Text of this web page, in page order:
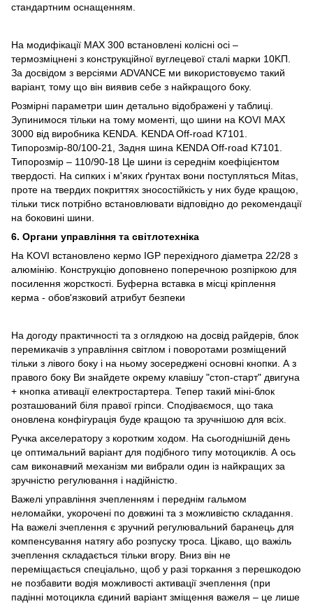
стандартним оснащенням.
На модифікації MAX 300 встановлені колісні осі –
термозміцнені з конструкційної вуглецевої сталі марки 10KП.
За досвідом з версіями ADVANCE ми використовуємо такий
варіант, тому що він виявив себе з найкращого боку.
Розмірні параметри шин детально відображені у таблиці.
Зупинимося тільки на тому моменті, що шини на KOVI MAX
3000 від виробника KENDA. KENDA Off-road K7101.
Типорозмір-80/100-21, Задня шина KENDA Off-road K7101.
Типорозмір – 110/90-18 Це шини із середнім коефіцієнтом
твердості. На сипких і м'яких ґрунтах вони поступляться Mitas,
проте на твердих покриттях зносостійкість у них буде кращою,
тільки тиск потрібно встановлювати відповідно до рекомендації
на боковині шини.
6. Органи управління та світлотехніка
На KOVI встановлено кермо IGP перехідного діаметра 22/28 з
алюмінію. Конструкцію доповнено поперечною розпіркою для
посилення жорсткості. Буферна вставка в місці кріплення
керма - обов'язковий атрибут безпеки
На догоду практичності та з оглядкою на досвід райдерів, блок
перемикачів з управління світлом і поворотами розміщений
тільки з лівого боку і на ньому зосереджені основні кнопки. А з
правого боку Ви знайдете окрему клавішу "стоп-старт" двигуна
+ кнопка ативації електростартера. Тепер такий міні-блок
розташований біля правої гріпси. Сподіваємося, що така
оновлена конфігурація буде кращою та зручнішою для всіх.
Ручка акселератору з коротким ходом. На сьогоднішній день
це оптимальний варіант для подібного типу мотоциклів. А ось
сам виконавчий механізм ми вибрали один із найкращих за
зручністю регулювання і надійністю.
Важелі управління зчепленням і переднім гальмом
неломайки, укорочені по довжині та з можливістю складання.
На важелі зчеплення є зручний регулювальний баранець для
компенсування натягу або розпуску троса. Цікаво, що важіль
зчеплення складається тільки вгору. Вниз він не
переміщається спеціально, щоб у разі торкання з перешкодою
не позбавити водія можливості активації зчеплення (при
падінні мотоцикла єдиний варіант зміщення важеля – це лише